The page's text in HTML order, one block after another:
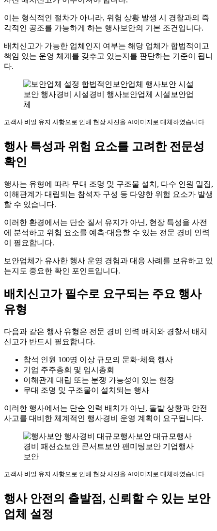
이는 형식적인 절차가 아니라, 위험 상황 발생 시 경찰과의 즉
각적인 공조를 가능하게 하는 행사보안의 기본 조건입니다.
배치신고가 가능한 업체인지 여부는 해당 업체가 합법적이고
책임 있는 운영 체계를 갖추고 있는지를 판단하는 기준이 됩니
다.
고객사 비밀 유지 사항으로 인해 현장 사진을 AI이미지로 대체하였습니다
행사 특성과 위험 요소를 고려한 전문성
확인
행사는 유형에 따라 무대 조명 및 구조물 설치, 다수 인원 밀집,
이해관계가 대립되는 참석자 구성 등 다양한 위험 요소가 발생
할 수 있습니다.
이러한 환경에서는 단순 질서 유지가 아닌, 현장 특성을 사전
에 분석하고 위험 요소를 예측·대응할 수 있는 전문 경비 인력
이 필요합니다.
보안업체가 유사한 행사 운영 경험과 대응 사례를 보유하고 있
는지도 중요한 확인 포인트입니다.
배치신고가 필수로 요구되는 주요 행사
유형
다음과 같은 행사 유형은 전문 경비 인력 배치와 경찰서 배치
신고가 반드시 필요합니다.
참석 인원 100명 이상 규모의 문화·체육 행사
기업 주주총회 및 임시총회
이해관계 대립 또는 분쟁 가능성이 있는 현장
무대 조명 및 구조물이 설치되는 행사
이러한 행사에서는 단순 인력 배치가 아닌, 돌발 상황과 안전
사고를 대비한 체계적인 행사경비 운영 계획이 요구됩니다.
고객사 비밀 유지 사항으로 인해 현장 사진을 AI이미지로 대체하였습니다
행사 안전의 출발점, 신뢰할 수 있는 보안
업체 설정